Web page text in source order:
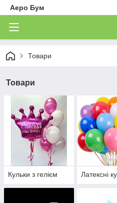
Аеро Бум
Товари
Товари
Кульки з гелієм Латексні